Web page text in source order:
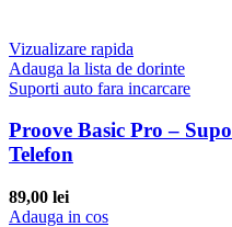
Vizualizare rapida
Adauga la lista de dorinte
Suporti auto fara incarcare
Proove Basic Pro –
Telefon
89,00 lei
Adauga in cos